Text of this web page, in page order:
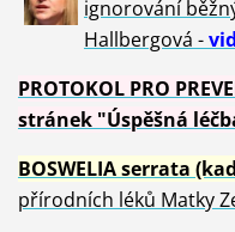
ignorování
Hallbergová -
PROTOKOL PRO
stránek "Úspěšná
BOSWELIA serrata
přírodních léků Matky